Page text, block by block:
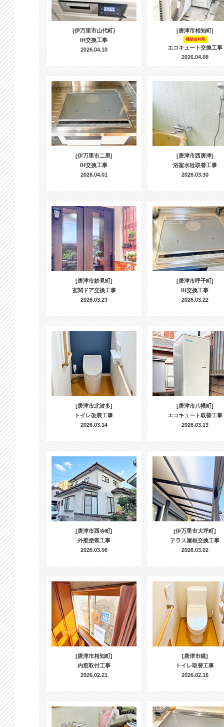
[伊万里市山代町]
IH交換工事
2026.04.10
[唐津市相知町]
補助金利用
エコキュート交換工事
2026.04.08
[伊万里市二里]
IH交換工事
2026.04.01
[唐津市西唐津]
浴室水栓取替工事
2026.03.30
[唐津市妙見町]
玄関ドア交換工事
2026.03.23
[唐津市呼子町]
IH交換工事
2026.03.22
[唐津市北波多]
トイレ改装工事
2026.03.14
[唐津市八幡町]
エコキュート取替工事
2026.03.13
[唐津市西寺町]
外壁塗装工事
2026.03.06
[伊万里市大坪町]
テラス屋根交換工事
2026.03.02
[唐津市相知町]
内窓取付工事
2026.02.21
[唐津市鏡]
トイレ取替工事
2026.02.16